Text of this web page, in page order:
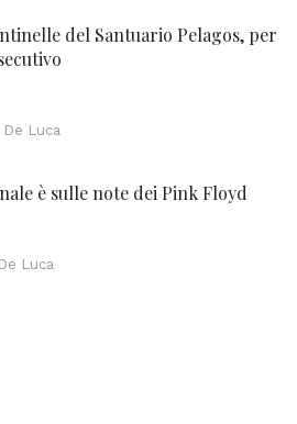
del Santuario Pelagos, per
Luca
è sulle note dei Pink Floyd
Luca